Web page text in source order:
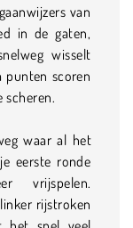
van
in de gaten,
wisselt
punten scoren
scheren.
waar al het
eerste ronde
vrijspelen.
rijstroken